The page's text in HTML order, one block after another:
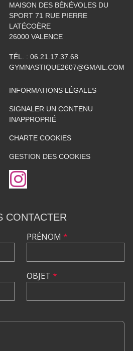
MAISON DES BÉNÉVOLES DU
SPORT 71 RUE PIERRE
LATÉCOÈRE
26000 VALENCE
TÉL. : 06.21.17.37.68
GYMNASTIQUE2607@GMAIL.COM
INFORMATIONS LÉGALES
SIGNALER UN CONTENU
INAPPROPRIÉ
CHARTE COOKIES
GESTION DES COOKIES
CONTACTER
PRÉNOM *
OBJET *